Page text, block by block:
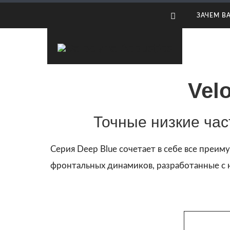
ЗАЧЕМ
Найти
Точные низкие
Серия Deep Blue сочетает в себе все
фронтальных динамиков, разработанные с